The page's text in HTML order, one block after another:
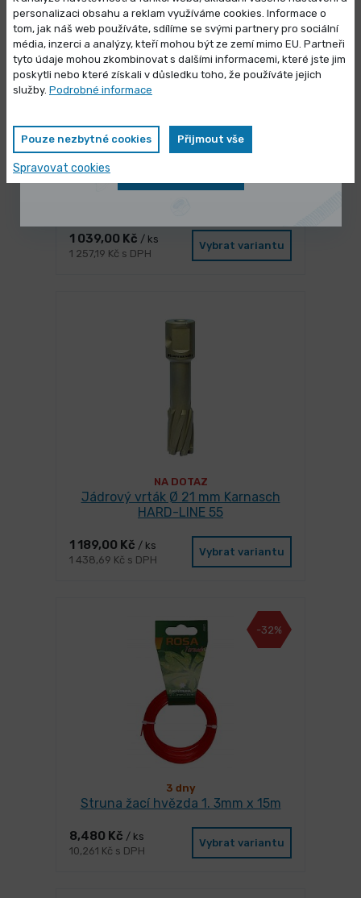
Pevná luneta pro soustruh na dřevo
1 039,00 Kč / ks
1 257,19 Kč s DPH
Vybrat variantu
NA DOTAZ
Jádrový vrták Ø 21 mm Karnasch
HARD-LINE 55
1 189,00 Kč / ks
1 438,69 Kč s DPH
Vybrat variantu
-32%
3 dny
Struna žací hvězda 1. 3mm x 15m
8,480 Kč / ks
10,261 Kč s DPH
Vybrat variantu
personalizaci obsahu a reklam využíváme cookies. Informace o
tom, jak náš web používáte, sdílíme se svými partnery pro sociální
média, inzerci a analýzy, kteří mohou být ze zemí mimo EU. Partneři
tyto údaje mohou zkombinovat s dalšími informacemi, které jste jim
poskytli nebo které získali v důsledku toho, že používáte jejich
služby. Podrobné informace
Pouze nezbytné cookies Přijmout vše
Spravovat cookies
Výprodej skladových zásob
Vybrané produkty nyní pořídíte za